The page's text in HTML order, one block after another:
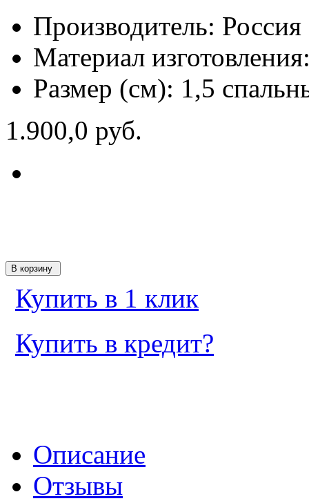
Производитель: Россия
Материал
Размер (см): 1,5
1.900,0 руб.
Купить в 1 клик
Купить в кредит?
Описание
Отзывы